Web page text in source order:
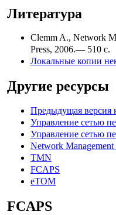
Литература
Clemm A., Network
Press, 2006.— 510 с.
Локальные копии
Другие ресурсы
Предыдущая версия
Управление сетью
Управление сетью
Network Management
TMN
FCAPS
eTOM
FCAPS